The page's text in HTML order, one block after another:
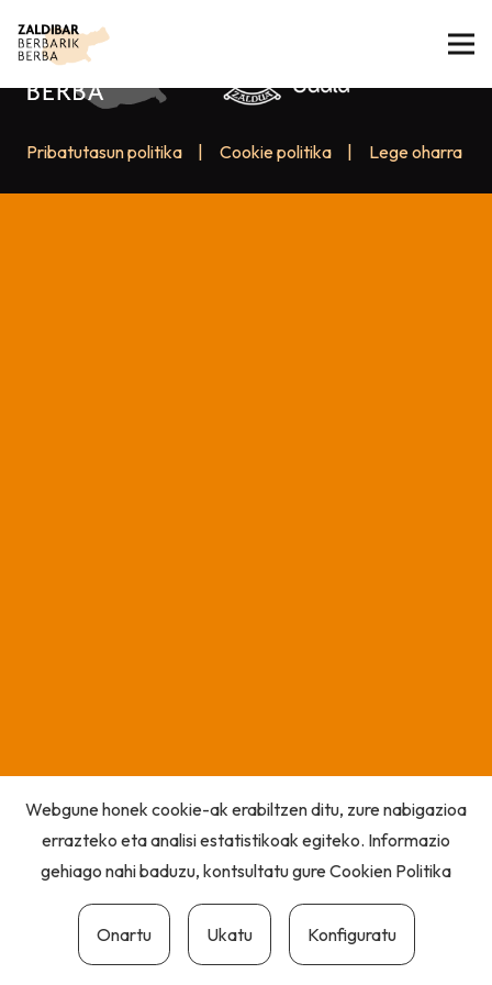
Pribatutasun politika Cookie politika Lege oharra
Webgune honek cookie-ak erabiltzen ditu, zure nabigazioa
errazteko eta analisi estatistikoak egiteko. Informazio
gehiago nahi baduzu, kontsultatu gureCookien Politika
Onartu Ukatu Konfiguratu